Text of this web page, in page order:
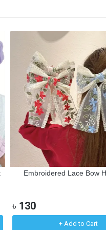
Embroidered Lace Bow
৳ 130
+ Add to Cart